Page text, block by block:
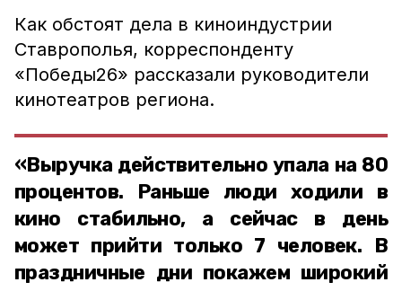
Как обстоят дела в киноиндустрии
Ставрополья, корреспонденту
«Победы26» рассказали руководители
кинотеатров региона.
«Выручка действительно упала на 80
процентов. Раньше люди ходили в
кино стабильно, а сейчас в день
может прийти только 7 человек. В
праздничные дни покажем широкий